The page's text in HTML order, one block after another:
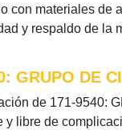
con materiales
y respaldo de la
GRUPO DE
de 171-9540:
libre de